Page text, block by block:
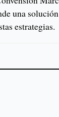
una
estrategias.